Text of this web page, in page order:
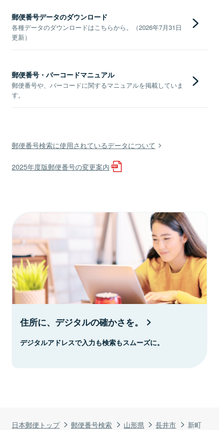
日本郵便トップ 郵便番号検索 山形県 長井市 新町
郵便番号データのダウンロード
各種データのダウンロードはこちらから。（2026年7月31日
更新）
郵便番号・バーコードマニュアル
郵便番号や、バーコードに関するマニュアルを掲載していま
す。
郵便番号検索に使用されているデータについて
2025年度版郵便番号の変更案内
住所に、デジタルの確かさを。
デジタルアドレスで入力も検索もスムーズに。